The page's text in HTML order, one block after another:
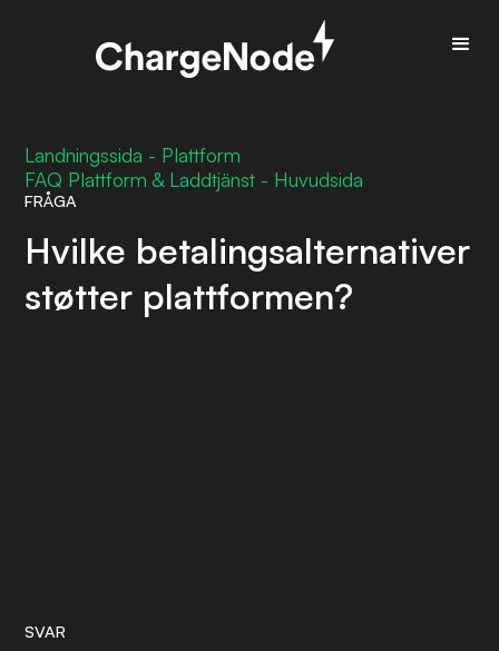
Landningssida - Plattform
FAQ Plattform & Laddtjänst - Huvudsida
FRÅGA
Hvilke betalingsalternativer
støtter plattformen?
SVAR